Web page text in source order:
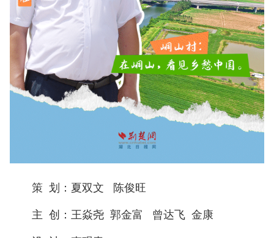
策 划： 夏双文 陈俊旺
主 创：王焱尧 郭金富 曾达飞 金康